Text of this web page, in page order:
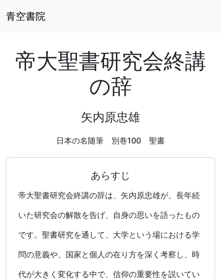
青空書院
帝大聖書研究会終講
の辞
矢内原忠雄
日本の名随筆 別巻100 聖書
あらすじ
帝大聖書研究会終講の辞は、矢内原忠雄が、長年続
いた研究会の解散を告げ、自身の思いを語ったもの
です。聖書研究を通して、大学という場における学
問の意義や、国家と個人の在り方を深く考察し、時
代が大きく変化する中で、信仰の重要性を説いてい